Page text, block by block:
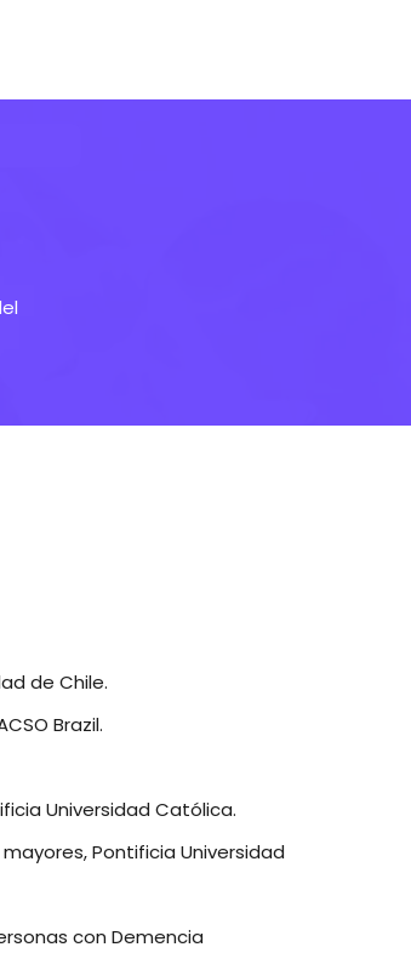
de Chile.
Brazil.
Universidad Católica.
Pontificia Universidad
con Demencia